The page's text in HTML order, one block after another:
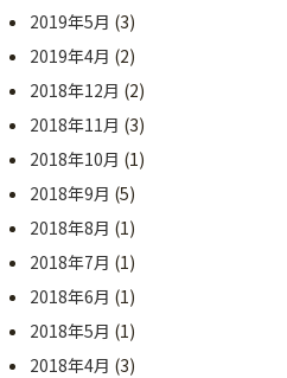
2019年5月 (3)
2019年4月 (2)
2018年12月 (2)
2018年11月 (3)
2018年10月 (1)
2018年9月 (5)
2018年8月 (1)
2018年7月 (1)
2018年6月 (1)
2018年5月 (1)
2018年4月 (3)